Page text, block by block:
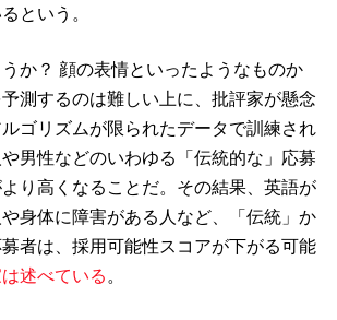
という。
か？ 顔の表情といったようなものか
測するのは難しい上に、批評家が懸念
ゴリズムが限られたデータで訓練され
男性などのいわゆる「伝統的な」応募
り高くなることだ。その結果、英語が
身体に障害がある人など、「伝統」か
者は、採用可能性スコアが下がる可能
述べている 。